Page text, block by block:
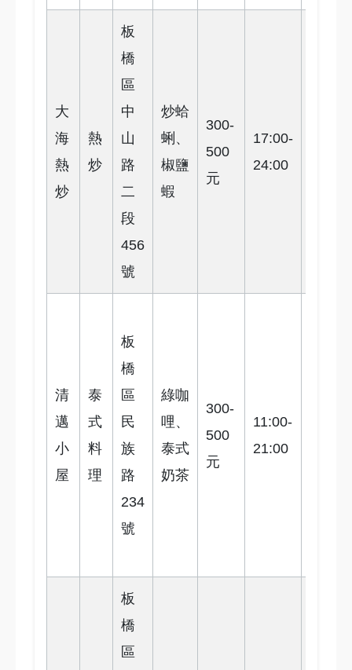
大
海
熱
炒
熱
炒
板
橋
區
中
山
路
二
段
456
號
炒蛤
蜊、
椒鹽
蝦
300-
500
元
17:00-
24:00
清
邁
小
屋
泰
式
料
理
板
橋
區
民
族
路
234
號
綠咖
哩、
泰式
奶茶
300-
500
元
11:00-
21:00
板
橋
區